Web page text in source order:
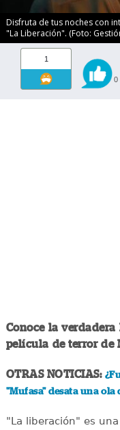
Disfruta de tus noches con
"La Liberación". (Foto:
1
0
Conoce la
película de terror de
OTRAS NOTICIAS:
"Mufasa" desata una ola
"La liberación" es